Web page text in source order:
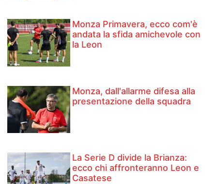
Monza Primavera, ecco com'è
andata la sfida amichevole con
la Leon
Monza, dall'allarme difesa alla
presentazione della squadra
La Serie D divide la Brianza:
ecco chi affronteranno Leon e
Casatese